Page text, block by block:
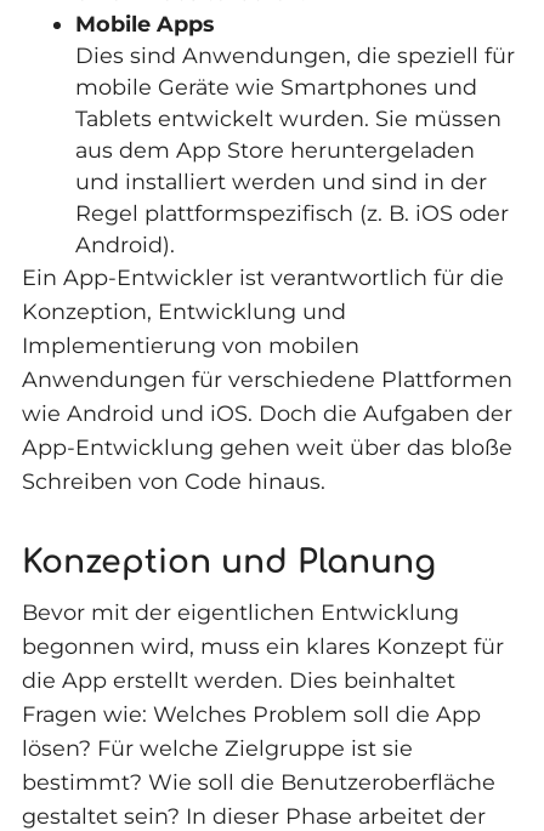
Mobile Apps
Dies sind Anwendungen, die speziell für
mobile Geräte wie Smartphones und
Tablets entwickelt wurden. Sie müssen
aus dem App Store heruntergeladen
und installiert werden und sind in der
Regel plattformspezifisch (z. B. iOS oder
Android).
Ein App-Entwickler ist verantwortlich für die
Konzeption, Entwicklung und
Implementierung von mobilen
Anwendungen für verschiedene Plattformen
wie Android und iOS. Doch die Aufgaben der
App-Entwicklung gehen weit über das bloße
Schreiben von Code hinaus.
Konzeption und Planung
Bevor mit der eigentlichen Entwicklung
begonnen wird, muss ein klares Konzept für
die App erstellt werden. Dies beinhaltet
Fragen wie: Welches Problem soll die App
lösen? Für welche Zielgruppe ist sie
bestimmt? Wie soll die Benutzeroberfläche
gestaltet sein? In dieser Phase arbeitet der